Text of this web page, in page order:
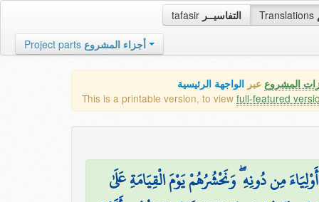
tafasir التفاسيــر Translations
Project parts أجزاء المشروع
المشروع عبر الواجهة الرئيسية
This is a printable version, to view full-featured
مِن دُونِهِ ۖ وَنَحْشُرُهُمْ يَوْمَ الْقِيَامَةِ عَلَىٰ